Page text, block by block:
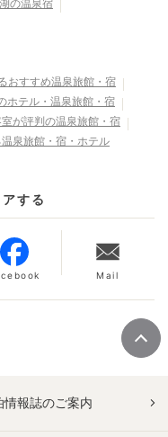
の温泉宿
おすすめ温泉旅館・宿
ホテル・温泉旅館・宿
が評判の温泉旅館・宿
泉旅館・宿・ホテル
する
Mail
情報誌のご案内